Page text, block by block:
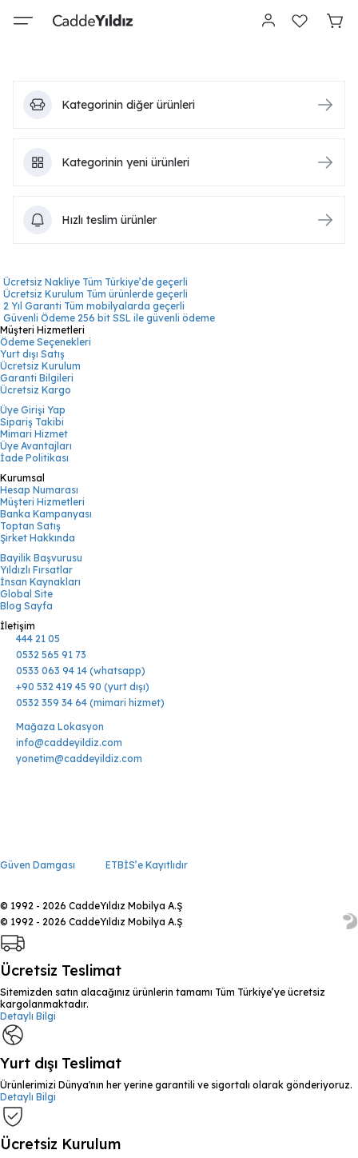
Kategorinin diğer ürünleri
Kategorinin yeni ürünleri
Hızlı teslim ürünler
Ücretsiz Nakliye Tüm Türkiye’de geçerli
Ücretsiz Kurulum Tüm ürünlerde geçerli
2 Yıl Garanti Tüm mobilyalarda geçerli
Güvenli Ödeme 256 bit SSL ile güvenli ödeme
Müşteri Hizmetleri
Ödeme Seçenekleri
Yurt dışı Satış
Ücretsiz Kurulum
Garanti Bilgileri
Ücretsiz Kargo
Üye Girişi Yap
Sipariş Takibi
Mimari Hizmet
Üye Avantajları
İade Politikası
Kurumsal
Hesap Numarası
Müşteri Hizmetleri
Banka Kampanyası
Toptan Satış
Şirket Hakkında
Bayilik Başvurusu
Yıldızlı Fırsatlar
İnsan Kaynakları
Global Site
Blog Sayfa
İletişim
444 21 05
0532 565 91 73
0533 063 94 14 (whatsapp)
+90 532 419 45 90 (yurt dışı)
0532 359 34 64 (mimari hizmet)
Mağaza Lokasyon
info@caddeyildiz.com
yonetim@caddeyildiz.com
Güven Damgası ETBİS’e Kayıtlıdır
© 1992 - 2026 CaddeYıldız Mobilya A.Ş
© 1992 - 2026 CaddeYıldız Mobilya A.Ş
Ücretsiz Teslimat
Sitemizden satın alacağınız ürünlerin tamamı Tüm Türkiye’ye ücretsiz
kargolanmaktadır.
Detaylı Bilgi
Yurt dışı Teslimat
Ürünlerimizi Dünya'nın her yerine garantili ve sigortalı olarak gönderiyoruz.
Detaylı Bilgi
Ücretsiz Kurulum